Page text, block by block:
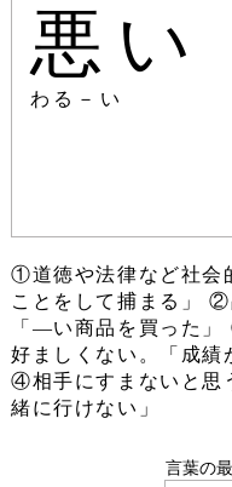
悪い
わる－い
①道徳や法律など社会
ことをして捕まる」 ②
「―い商品を買った
好ましくない。「成
④相手にすまないと思
緒に行けない」
言葉の